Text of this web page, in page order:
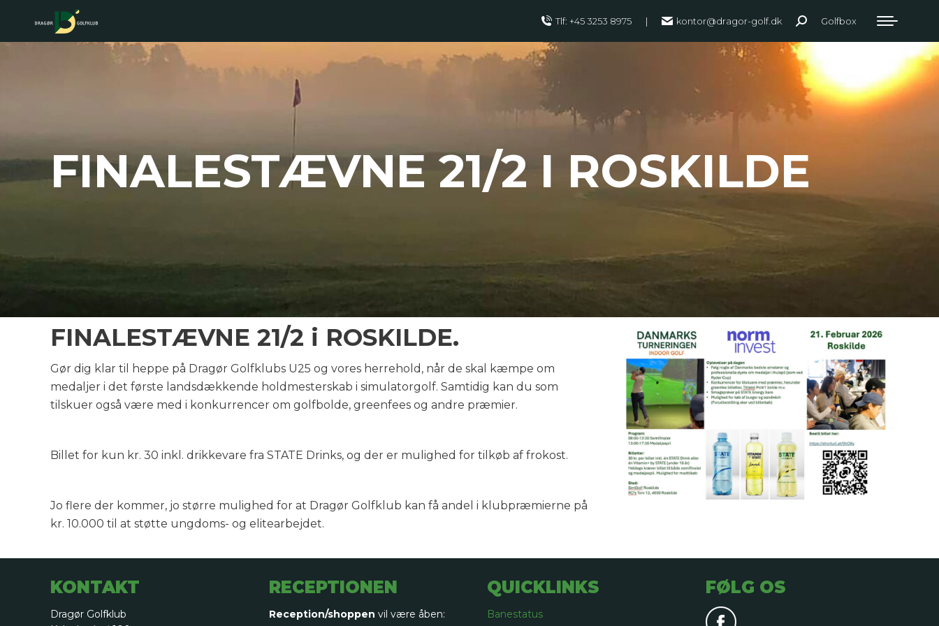
Tlf: +45 3253 8975 | kontor@dragor-golf.dk Search:Golfbox
FINALESTÆVNE 21/2 I ROSKILDE
FINALESTÆVNE 21/2 i ROSKILDE.
Gør dig klar til heppe på Dragør Golfklubs U25 og vores herrehold, når de skal kæmpe om
medaljer i det første landsdækkende holdmesterskab i simulatorgolf. Samtidig kan du som
tilskuer også være med i konkurrencer om golfbolde, greenfees og andre præmier.
Billet for kun kr. 30 inkl. drikkevare fra STATE Drinks, og der er mulighed for tilkøb af frokost.
Jo flere der kommer, jo større mulighed for at Dragør Golfklub kan få andel i klubpræmierne på
kr. 10.000 til at støtte ungdoms- og elitearbejdet.
KONTAKT
Dragør Golfklub
RECEPTIONEN
Reception/shoppen vil være åben:
QUICKLINKS
Banestatus
FØLG OS